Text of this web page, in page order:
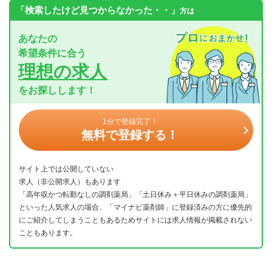
「検索したけど見つからなかった・・」 方は
あなたの
希望条件に合う
理想の求人
をお探しします！
1分で登録完了！
無料で登録する！
サイト上では公開していない
求人（非公開求人）もあります
「高年収かつ転勤なしの調剤薬局」「土日休み＋平日休みの調剤薬局」
といった人気求人の場合、「マイナビ薬剤師」に登録済みの方に優先的
にご紹介してしまうこともあるためサイトには求人情報が掲載されない
こともあります。